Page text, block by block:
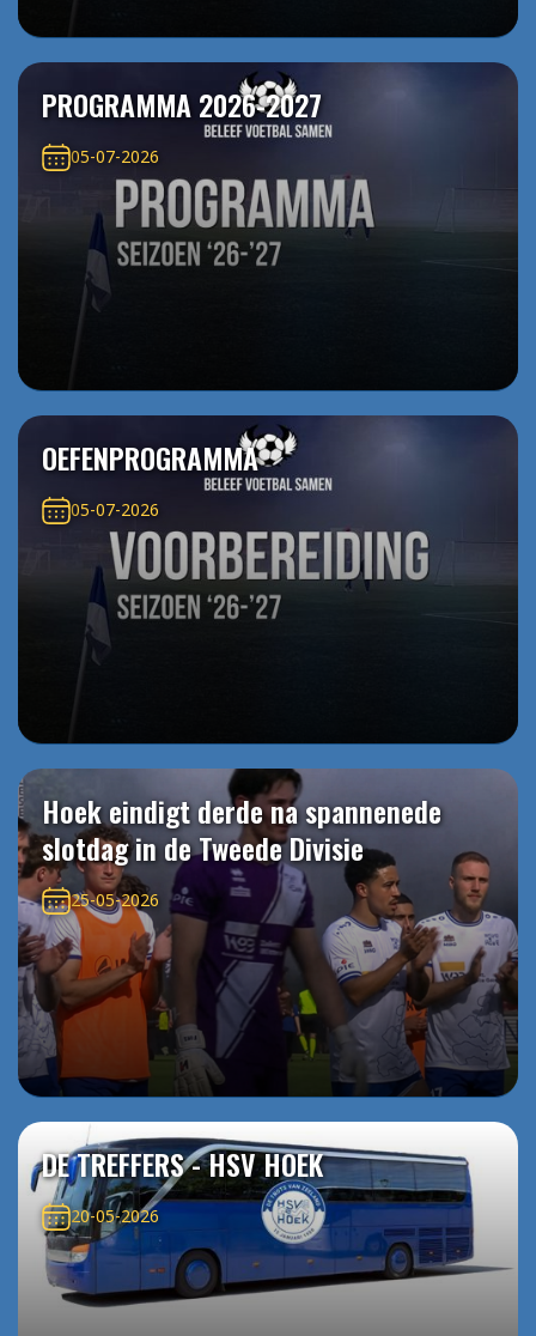
PROGRAMMA 2026-2027
05-07-2026
OEFENPROGRAMMA
05-07-2026
Hoek eindigt derde na spannenede
slotdag in de Tweede Divisie
25-05-2026
DE TREFFERS - HSV HOEK
20-05-2026